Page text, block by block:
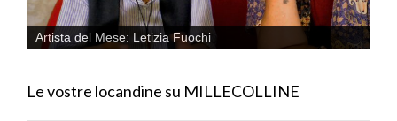
Artista del Mese: Letizia Fuochi
Le vostre locandine su MILLECOLLINE